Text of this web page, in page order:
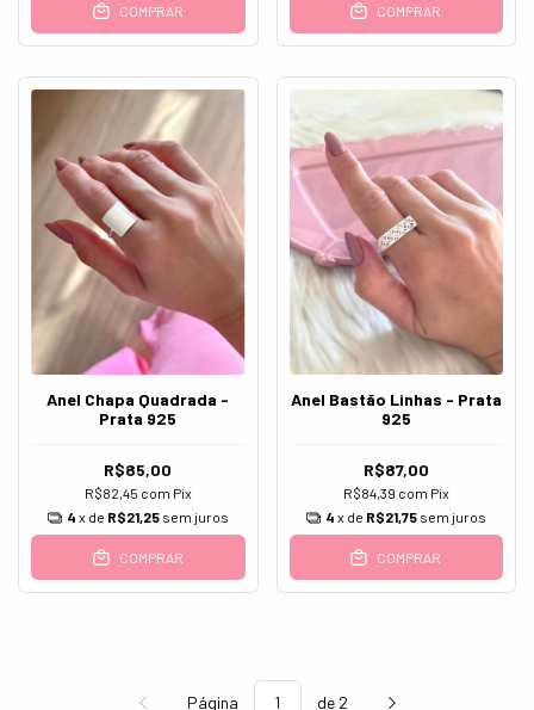
COMPRAR COMPRAR
Anel Chapa Quadrada -
Prata 925
R$85,00
R$82,45 com Pix
4 x de R$21,25 sem juros
COMPRAR
Anel Bastão Linhas - Prata
925
R$87,00
R$84,39 com Pix
4 x de R$21,75 sem juros
COMPRAR
Página de 2